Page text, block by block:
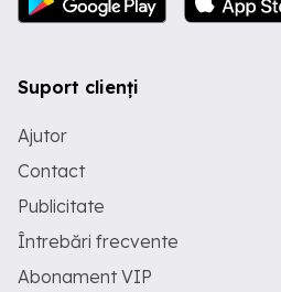
Suport clienți
Ajutor
Contact
Publicitate
Întrebări frecvente
Abonament VIP